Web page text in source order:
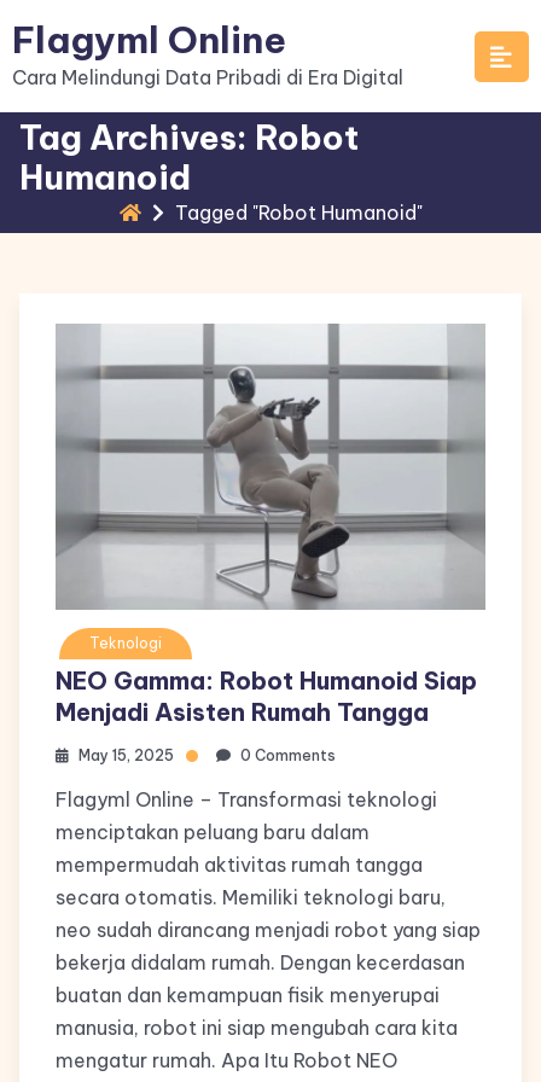
to
content
Flagyml Online
Cara Melindungi Data Pribadi di Era Digital
Tag Archives: Robot
Humanoid
Tagged "Robot Humanoid"
Teknologi
NEO Gamma: Robot Humanoid Siap
Menjadi Asisten Rumah Tangga
May 15, 2025 0 Comments
Flagyml Online – Transformasi teknologi
menciptakan peluang baru dalam
mempermudah aktivitas rumah tangga
secara otomatis. Memiliki teknologi baru,
neo sudah dirancang menjadi robot yang siap
bekerja didalam rumah. Dengan kecerdasan
buatan dan kemampuan fisik menyerupai
manusia, robot ini siap mengubah cara kita
mengatur rumah. Apa Itu Robot NEO